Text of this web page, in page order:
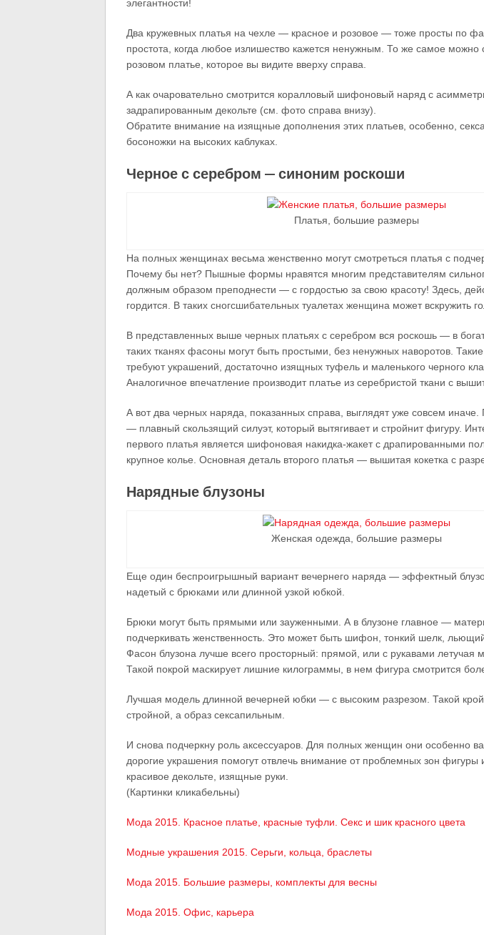
элегантности!
Два кружевных платья на чехле — красное и розовое — тоже просты по
простота, когда любое излишество кажется ненужным. То же самое можно
розовом платье, которое вы видите вверху справа.
А как очаровательно смотрится коралловый шифоновый наряд с
задрапированным декольте (см. фото справа внизу).
Обратите внимание на изящные дополнения этих платьев, особенно,
босоножки на высоких каблуках.
Черное с серебром — синоним роскоши
Платья, большие размеры
На полных женщинах весьма женственно могут смотреться платья с
Почему бы нет? Пышные формы нравятся многим представителям
должным образом преподнести — с гордостью за свою красоту! Здесь,
гордится. В таких сногсшибательных туалетах женщина может вскружить
В представленных выше черных платьях с серебром вся роскошь — в
таких тканях фасоны могут быть простыми, без ненужных наворотов.
требуют украшений, достаточно изящных туфель и маленького черного
Аналогичное впечатление производит платье из серебристой ткани с
А вот два черных наряда, показанных справа, выглядят уже совсем иначе.
— плавный скользящий силуэт, который вытягивает и стройнит фигуру.
первого платья является шифоновая накидка-жакет с драпированными
крупное колье. Основная деталь второго платья — вышитая кокетка с
Нарядные блузоны
Женская одежда, большие размеры
Еще один беспроигрышный вариант вечернего наряда — эффектный
надетый с брюками или длинной узкой юбкой.
Брюки могут быть прямыми или зауженными. А в блузоне главное —
подчеркивать женственность. Это может быть шифон, тонкий шелк,
Фасон блузона лучше всего просторный: прямой, или с рукавами летучая
Такой покрой маскирует лишние килограммы, в нем фигура смотрится
Лучшая модель длинной вечерней юбки — с высоким разрезом. Такой
стройной, а образ сексапильным.
И снова подчеркну роль аксессуаров. Для полных женщин они особенно
дорогие украшения помогут отвлечь внимание от проблемных зон фигуры
красивое декольте, изящные руки.
(Картинки кликабельны)
Мода 2015. Красное платье, красные туфли. Секс и шик красного цвета
Модные украшения 2015. Серьги, кольца, браслеты
Мода 2015. Большие размеры, комплекты для весны
Мода 2015. Офис, карьера